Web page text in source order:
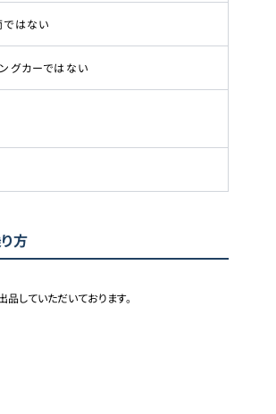
はない
グカーではない
方
していただいております。